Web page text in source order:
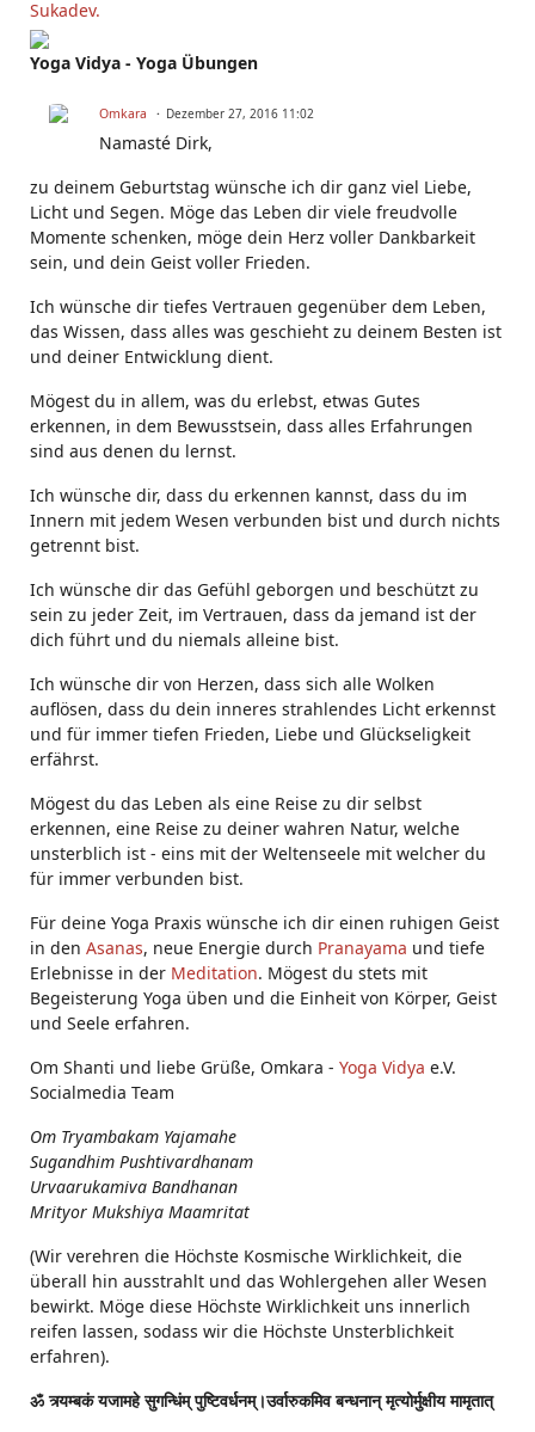
Sukadev.
Yoga Vidya - Yoga Übungen
Omkara Dezember 27, 2016 11:02
Namasté Dirk,
zu deinem Geburtstag wünsche ich dir ganz viel Liebe,
Licht und Segen. Möge das Leben dir viele freudvolle
Momente schenken, möge dein Herz voller Dankbarkeit
sein, und dein Geist voller Frieden.
Ich wünsche dir tiefes Vertrauen gegenüber dem Leben,
das Wissen, dass alles was geschieht zu deinem Besten ist
und deiner Entwicklung dient.
Mögest du in allem, was du erlebst, etwas Gutes
erkennen, in dem Bewusstsein, dass alles Erfahrungen
sind aus denen du lernst.
Ich wünsche dir, dass du erkennen kannst, dass du im
Innern mit jedem Wesen verbunden bist und durch nichts
getrennt bist.
Ich wünsche dir das Gefühl geborgen und beschützt zu
sein zu jeder Zeit, im Vertrauen, dass da jemand ist der
dich führt und du niemals alleine bist.
Ich wünsche dir von Herzen, dass sich alle Wolken
auflösen, dass du dein inneres strahlendes Licht erkennst
und für immer tiefen Frieden, Liebe und Glückseligkeit
erfährst.
Mögest du das Leben als eine Reise zu dir selbst
erkennen, eine Reise zu deiner wahren Natur, welche
unsterblich ist - eins mit der Weltenseele mit welcher du
für immer verbunden bist.
Für deine Yoga Praxis wünsche ich dir einen ruhigen Geist
in den Asanas, neue Energie durch Pranayama und tiefe
Erlebnisse in der Meditation. Mögest du stets mit
Begeisterung Yoga üben und die Einheit von Körper, Geist
und Seele erfahren.
Om Shanti und liebe Grüße, Omkara - Yoga Vidya e.V.
Socialmedia Team
Om Tryambakam Yajamahe
Sugandhim Pushtivardhanam
Urvaarukamiva Bandhanan
Mrityor Mukshiya Maamritat
(Wir verehren die Höchste Kosmische Wirklichkeit, die
überall hin ausstrahlt und das Wohlergehen aller Wesen
bewirkt. Möge diese Höchste Wirklichkeit uns innerlich
reifen lassen, sodass wir die Höchste Unsterblichkeit
erfahren).
ॐ त्र्यम्बकं यजामहे सुगन्धिंम् पुष्टिवर्धनम्।उर्वारुकमिव बन्धनान् मृत्योर्मुक्षीय मामृतात्